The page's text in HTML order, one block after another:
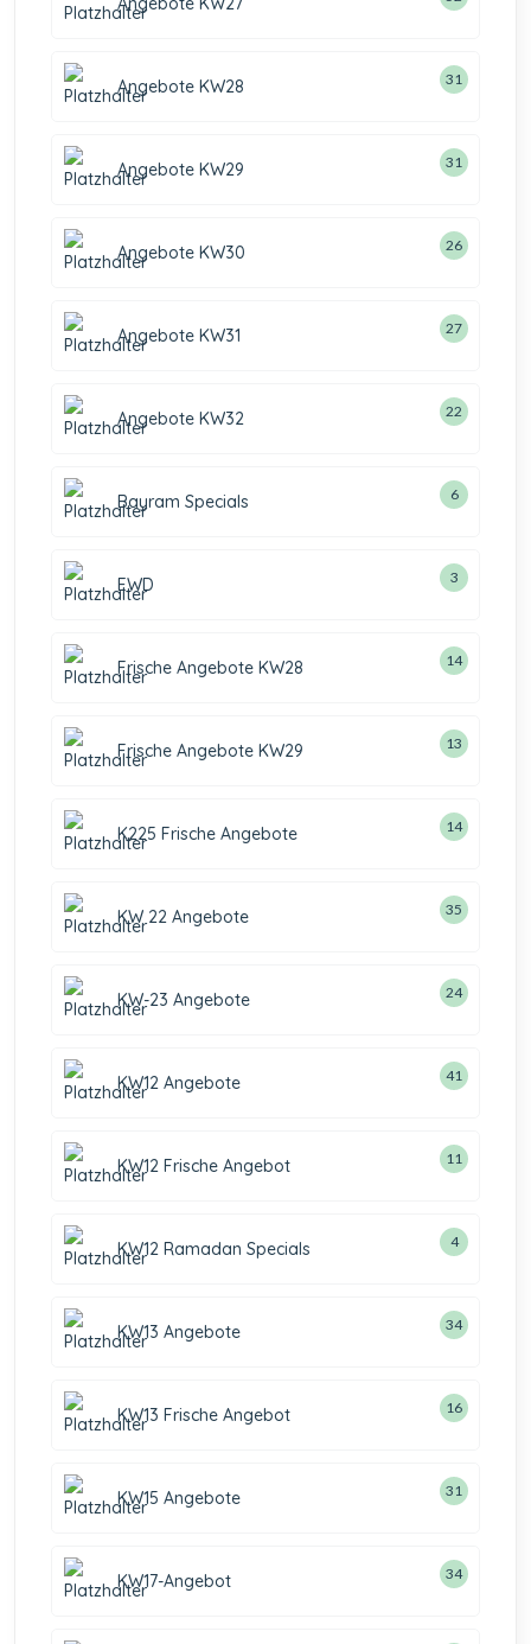
Angebote KW28 31
Angebote KW29 31
Angebote KW30 26
Angebote KW31 27
Angebote KW32 22
Bayram Specials 6
EWD 3
Frische Angebote KW28 14
Frische Angebote KW29 13
K225 Frische Angebote 14
KW 22 Angebote 35
KW-23 Angebote 24
KW12 Angebote 41
KW12 Frische Angebot 11
KW12 Ramadan Specials 4
KW13 Angebote 34
KW13 Frische Angebot 16
KW15 Angebote 31
KW17-Angebot 34